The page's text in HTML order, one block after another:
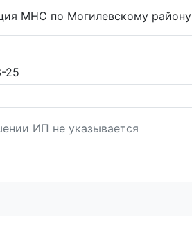
МНС по Могилевскому району
25
ИП не указывается